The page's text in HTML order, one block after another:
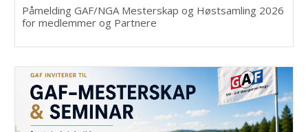
Påmelding GAF/NGA Mesterskap og Høstsamling 2026
for medlemmer og Partnere